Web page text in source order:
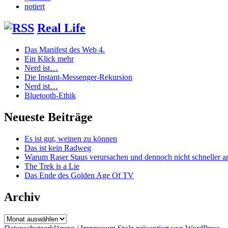
notiert
Real Life
Das Manifest des Web 4.
Ein Klick mehr
Nerd ist…
Die Instant-Messenger-Rekursion
Nerd ist…
Bluetooth-Ethik
Neueste Beiträge
Es ist gut, weinen zu können
Das ist kein Radweg
Warum Raser Staus verursachen und dennoch nicht schneller
The Trek is a Lie
Das Ende des Golden Age Of TV
Archiv
Archiv